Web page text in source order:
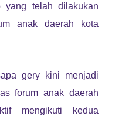
yang telah dilakukan
anak daerah kota
gery kini menjadi
forum anak daerah
mengikuti kedua